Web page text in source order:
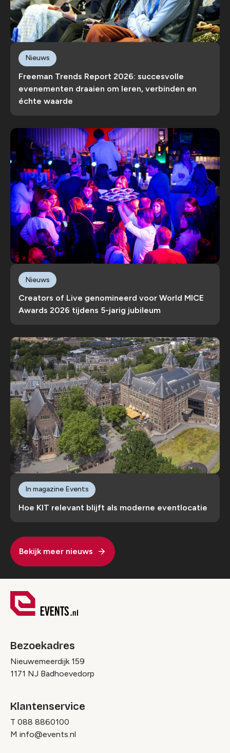
Freeman Trends Report 2026: succesvolle
evenementen draaien om leren, verbinden en
échte waarde
Nieuws
Creators of Live genomineerd voor World MICE
Awards 2026 tijdens 5-jarig jubileum
Nieuws
Hoe KIT relevant blijft als moderne eventlocatie
In magazine Events
Bekijk meer nieuws
Bezoekadres
Nieuwemeerdijk 159
1171 NJ Badhoevedorp
Klantenservice
T 088 8860100
M info@events.nl